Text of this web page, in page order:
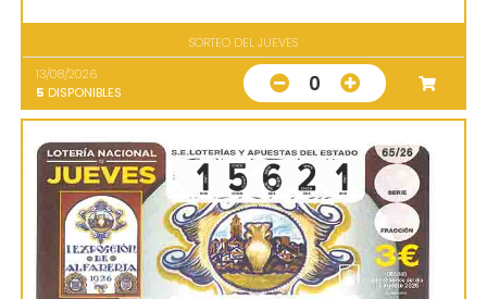
SORTEO DEL JUEVES
13/08/2026
5 DISPONIBLES 0